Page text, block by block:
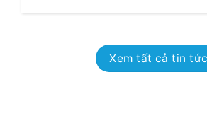
Xem tất cả tin tức